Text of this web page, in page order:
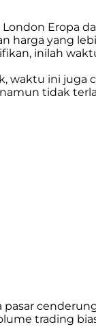
Eropa
harga
inilah
waktu ini
tidak
trading